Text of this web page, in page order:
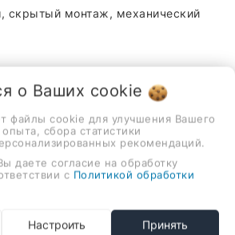
скрытый монтаж, механический
Отзывы
скрытый монтаж, механический
о Ваших cookie
файлы cookie для улучшения Вашего
сбора статистики
рекомендаций.
даете согласие на обработку
с Политикой обработки
Настроить Принять